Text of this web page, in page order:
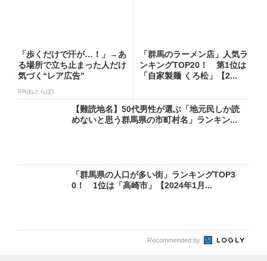
「歩くだけで汗が…！」→あ
る場所で立ち止まった人だけ
気づく“レア広告”
PR(ねとらぼ)
「群馬のラーメン店」人気ラ
ンキングTOP20！ 第1位は
「自家製麺 くろ松」【2...
【難読地名】50代男性が選ぶ「地元民しか読
めないと思う群馬県の市町村名」ランキン...
「群馬県の人口が多い街」ランキングTOP3
0！ 1位は「高崎市」【2024年1月...
Recommended by